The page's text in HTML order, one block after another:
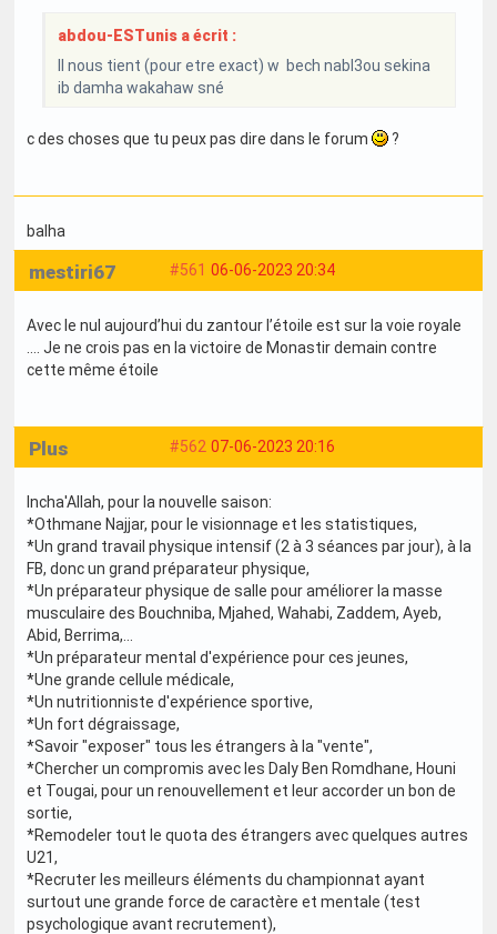
abdou-ESTunis a écrit :
Il nous tient (pour etre exact) w bech nabl3ou sekina
ib damha wakahaw sné
c des choses que tu peux pas dire dans le forum ?
balha
#561 06-06-2023 20:34
mestiri67
Avec le nul aujourd’hui du zantour l’étoile est sur la voie royale
…. Je ne crois pas en la victoire de Monastir demain contre
cette même étoile
#562 07-06-2023 20:16
Plus
Incha'Allah, pour la nouvelle saison:
*Othmane Najjar, pour le visionnage et les statistiques,
*Un grand travail physique intensif (2 à 3 séances par jour), à la
FB, donc un grand préparateur physique,
*Un préparateur physique de salle pour améliorer la masse
musculaire des Bouchniba, Mjahed, Wahabi, Zaddem, Ayeb,
Abid, Berrima,...
*Un préparateur mental d'expérience pour ces jeunes,
*Une grande cellule médicale,
*Un nutritionniste d'expérience sportive,
*Un fort dégraissage,
*Savoir "exposer" tous les étrangers à la "vente",
*Chercher un compromis avec les Daly Ben Romdhane, Houni
et Tougai, pour un renouvellement et leur accorder un bon de
sortie,
*Remodeler tout le quota des étrangers avec quelques autres
U21,
*Recruter les meilleurs éléments du championnat ayant
surtout une grande force de caractère et mentale (test
psychologique avant recrutement),